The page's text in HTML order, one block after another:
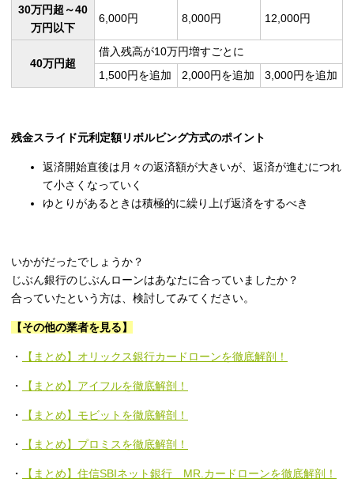
30万円超～40
万円以下
6,000円 8,000円 12,000円
40万円超
借入残高が10万円増すごとに
1,500円を追加
2,000円を追加 3,000円を追加
残金スライド元利定額リボルビング方式のポイント
返済開始直後は月々の返済額が大きいが、返済が進むにつれ
て小さくなっていく
ゆとりがあるときは積極的に繰り上げ返済をするべき
いかがだったでしょうか？
じぶん銀行のじぶんローンはあなたに合っていましたか？
合っていたという方は、検討してみてください。
【その他の業者を見る】
・ 【まとめ】オリックス銀行カードローンを徹底解剖！
・ 【まとめ】アイフルを徹底解剖！
・ 【まとめ】モビットを徹底解剖！
・ 【まとめ】プロミスを徹底解剖！
・ 【まとめ】住信SBIネット銀行 MR.カードローンを徹底解剖！